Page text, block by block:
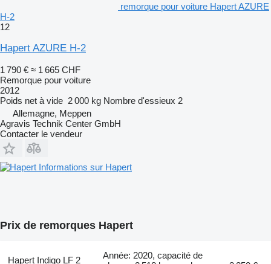
remorque pour voiture Hapert AZURE
H-2
12
Hapert AZURE H-2
1 790 € ≈ 1 665 CHF
Remorque pour voiture
2012
Poids net à vide 2 000 kg Nombre d'essieux 2
Allemagne, Meppen
Agravis Technik Center GmbH
Contacter le vendeur
Informations sur Hapert
Prix de remorques Hapert
Hapert Indigo LF 2
Année: 2020, capacité de